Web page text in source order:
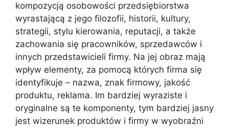
kompozycją osobowości przedsiębiorstwa
wyrastającą z jego filozofii, historii, kultury,
strategii, stylu kierowania, reputacji, a także
zachowania się pracowników, sprzedawców i
innych przedstawicieli firmy. Na jej obraz mają
wpływ elementy, za pomocą których firma się
identyfikuje – nazwa, znak firmowy, jakość
produktu, reklama. Im bardziej wyraziste i
oryginalne są te komponenty, tym bardziej jasny
jest wizerunek produktów i firmy w wyobraźni